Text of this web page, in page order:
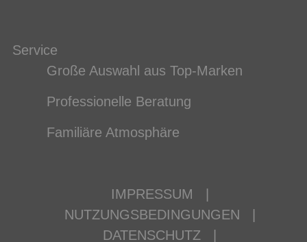
Service
Große Auswahl aus Top-Marken
Professionelle Beratung
Familiäre Atmosphäre
IMPRESSUM
NUTZUNGSBEDINGUNGEN
DATENSCHUTZ